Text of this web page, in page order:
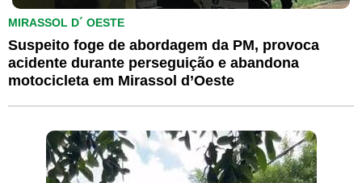
MIRASSOL D´ OESTE
Suspeito foge de abordagem da PM, provoca
acidente durante perseguição e abandona
motocicleta em Mirassol d’Oeste